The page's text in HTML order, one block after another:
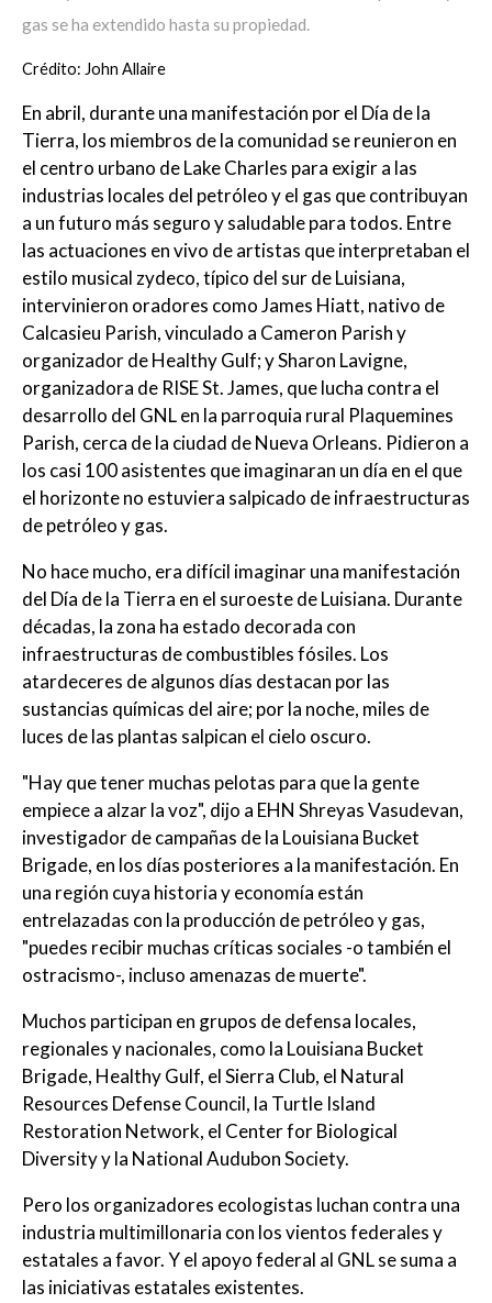
gas se ha extendido hasta su propiedad.
Crédito: John Allaire
En abril, durante una manifestación por el Día de la
Tierra, los miembros de la comunidad se reunieron en
el centro urbano de Lake Charles para exigir a las
industrias locales del petróleo y el gas que contribuyan
a un futuro más seguro y saludable para todos. Entre
las actuaciones en vivo de artistas que interpretaban el
estilo musical zydeco, típico del sur de Luisiana,
intervinieron oradores como James Hiatt, nativo de
Calcasieu Parish, vinculado a Cameron Parish y
organizador de Healthy Gulf; y Sharon Lavigne,
organizadora de RISE St. James, que lucha contra el
desarrollo del GNL en la parroquia rural Plaquemines
Parish, cerca de la ciudad de Nueva Orleans. Pidieron a
los casi 100 asistentes que imaginaran un día en el que
el horizonte no estuviera salpicado de infraestructuras
de petróleo y gas.
No hace mucho, era difícil imaginar una manifestación
del Día de la Tierra en el suroeste de Luisiana. Durante
décadas, la zona ha estado decorada con
infraestructuras de combustibles fósiles. Los
atardeceres de algunos días destacan por las
sustancias químicas del aire; por la noche, miles de
luces de las plantas salpican el cielo oscuro.
"Hay que tener muchas pelotas para que la gente
empiece a alzar la voz", dijo a EHN Shreyas Vasudevan,
investigador de campañas de la Louisiana Bucket
Brigade, en los días posteriores a la manifestación. En
una región cuya historia y economía están
entrelazadas con la producción de petróleo y gas,
"puedes recibir muchas críticas sociales -o también el
ostracismo-, incluso amenazas de muerte".
Muchos participan en grupos de defensa locales,
regionales y nacionales, como la Louisiana Bucket
Brigade, Healthy Gulf, el Sierra Club, el Natural
Resources Defense Council, la Turtle Island
Restoration Network, el Center for Biological
Diversity y la National Audubon Society.
Pero los organizadores ecologistas luchan contra una
industria multimillonaria con los vientos federales y
estatales a favor. Y el apoyo federal al GNL se suma a
las iniciativas estatales existentes.